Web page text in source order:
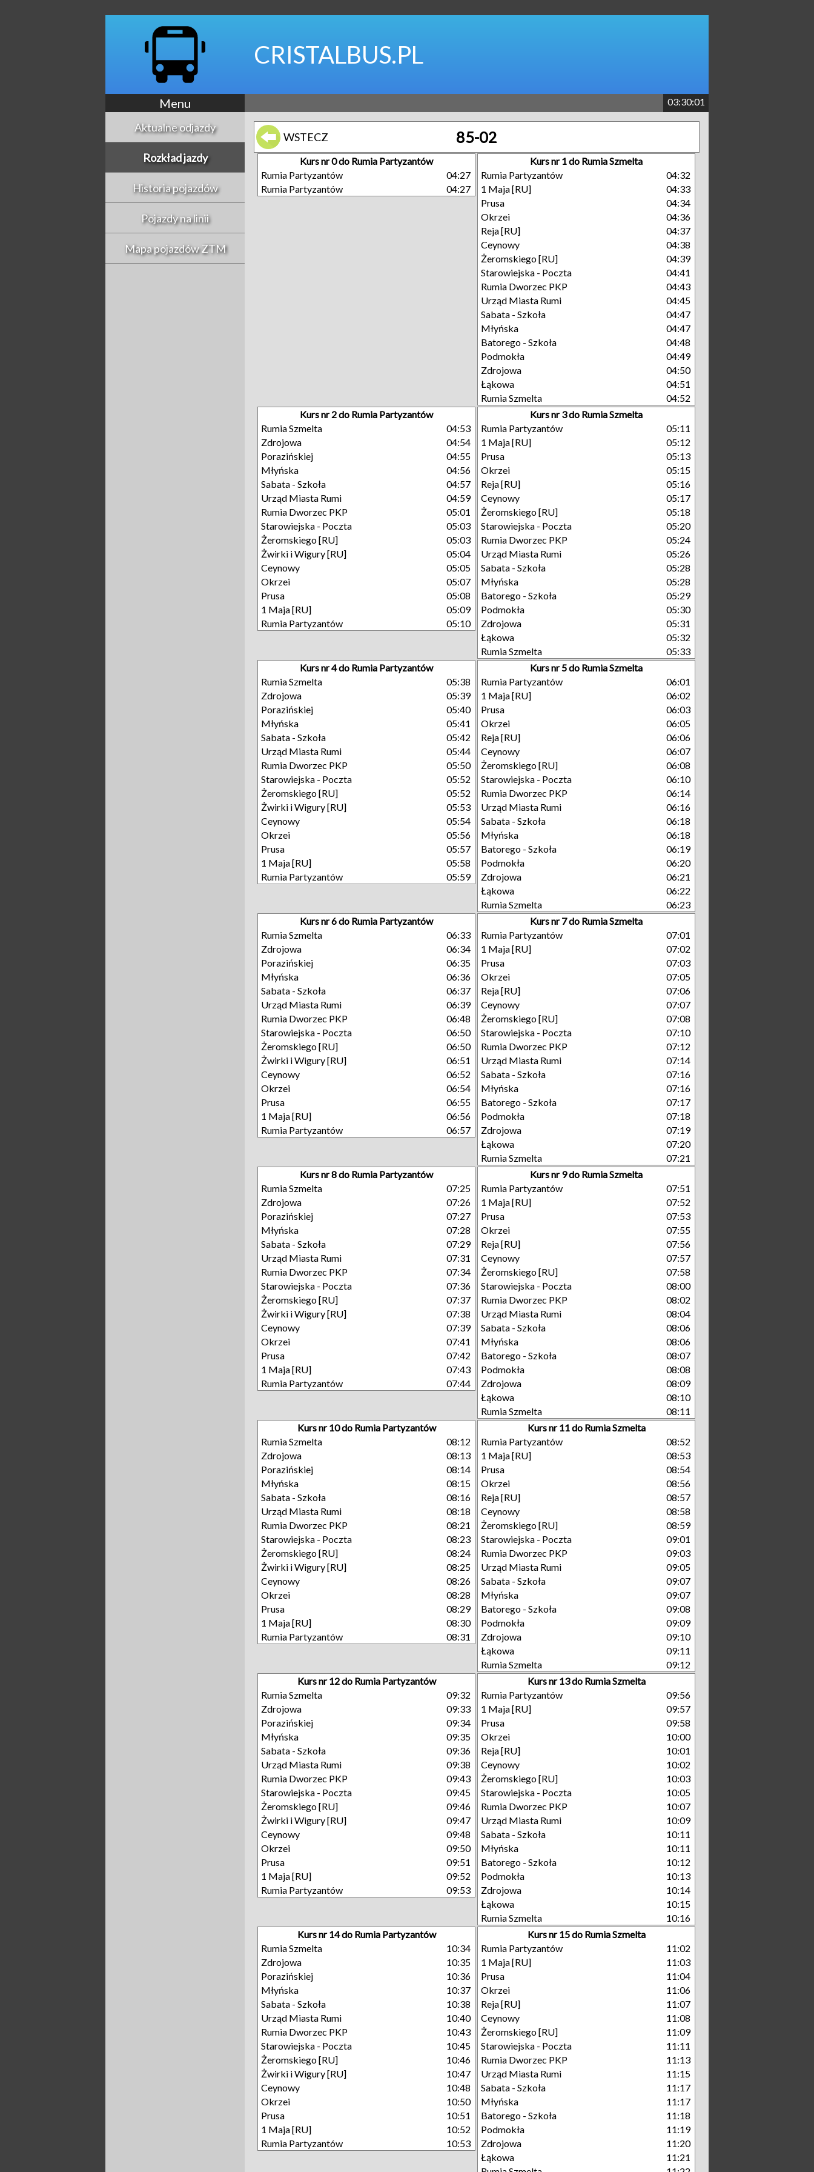
CRISTALBUS.PL
Menu 03:30:02
Aktualne odjazdy
Rozkład jazdy
Historia pojazdów
Pojazdy na linii
Mapa pojazdów ZTM
WSTECZ 85-02
Kurs nr 0 do Rumia Partyzantów
Rumia Partyzantów
04:27
Rumia Partyzantów
04:27
Kurs nr 1 do Rumia Szmelta
Rumia Partyzantów
04:32
1 Maja [RU]
04:33
Prusa
04:34
Okrzei
04:36
Reja [RU]
04:37
Ceynowy
04:38
Żeromskiego [RU]
04:39
Starowiejska - Poczta
04:41
Rumia Dworzec PKP
04:43
Urząd Miasta Rumi
04:45
Sabata - Szkoła
04:47
Młyńska
04:47
Batorego - Szkoła
04:48
Podmokła
04:49
Zdrojowa
04:50
Łąkowa
04:51
Rumia Szmelta
04:52
Kurs nr 2 do Rumia Partyzantów
Rumia Szmelta
04:53
Zdrojowa
04:54
Porazińskiej
04:55
Młyńska
04:56
Sabata - Szkoła
04:57
Urząd Miasta Rumi
04:59
Rumia Dworzec PKP
05:01
Starowiejska - Poczta
05:03
Żeromskiego [RU]
05:03
Żwirki i Wigury [RU]
05:04
Ceynowy
05:05
Okrzei
05:07
Prusa
05:08
1 Maja [RU]
05:09
Rumia Partyzantów
05:10
Kurs nr 3 do Rumia Szmelta
Rumia Partyzantów
05:11
1 Maja [RU]
05:12
Prusa
05:13
Okrzei
05:15
Reja [RU]
05:16
Ceynowy
05:17
Żeromskiego [RU]
05:18
Starowiejska - Poczta
05:20
Rumia Dworzec PKP
05:24
Urząd Miasta Rumi
05:26
Sabata - Szkoła
05:28
Młyńska
05:28
Batorego - Szkoła
05:29
Podmokła
05:30
Zdrojowa
05:31
Łąkowa
05:32
Rumia Szmelta
05:33
Kurs nr 4 do Rumia Partyzantów
Rumia Szmelta
05:38
Zdrojowa
05:39
Porazińskiej
05:40
Młyńska
05:41
Sabata - Szkoła
05:42
Urząd Miasta Rumi
05:44
Rumia Dworzec PKP
05:50
Starowiejska - Poczta
05:52
Żeromskiego [RU]
05:52
Żwirki i Wigury [RU]
05:53
Ceynowy
05:54
Okrzei
05:56
Prusa
05:57
1 Maja [RU]
05:58
Rumia Partyzantów
05:59
Kurs nr 5 do Rumia Szmelta
Rumia Partyzantów
06:01
1 Maja [RU]
06:02
Prusa
06:03
Okrzei
06:05
Reja [RU]
06:06
Ceynowy
06:07
Żeromskiego [RU]
06:08
Starowiejska - Poczta
06:10
Rumia Dworzec PKP
06:14
Urząd Miasta Rumi
06:16
Sabata - Szkoła
06:18
Młyńska
06:18
Batorego - Szkoła
06:19
Podmokła
06:20
Zdrojowa
06:21
Łąkowa
06:22
Rumia Szmelta
06:23
Kurs nr 6 do Rumia Partyzantów
Rumia Szmelta
06:33
Zdrojowa
06:34
Porazińskiej
06:35
Młyńska
06:36
Sabata - Szkoła
06:37
Urząd Miasta Rumi
06:39
Rumia Dworzec PKP
06:48
Starowiejska - Poczta
06:50
Żeromskiego [RU]
06:50
Żwirki i Wigury [RU]
06:51
Ceynowy
06:52
Okrzei
06:54
Prusa
06:55
1 Maja [RU]
06:56
Rumia Partyzantów
06:57
Kurs nr 7 do Rumia Szmelta
Rumia Partyzantów
07:01
1 Maja [RU]
07:02
Prusa
07:03
Okrzei
07:05
Reja [RU]
07:06
Ceynowy
07:07
Żeromskiego [RU]
07:08
Starowiejska - Poczta
07:10
Rumia Dworzec PKP
07:12
Urząd Miasta Rumi
07:14
Sabata - Szkoła
07:16
Młyńska
07:16
Batorego - Szkoła
07:17
Podmokła
07:18
Zdrojowa
07:19
Łąkowa
07:20
Rumia Szmelta
07:21
Kurs nr 8 do Rumia Partyzantów
Rumia Szmelta
07:25
Zdrojowa
07:26
Porazińskiej
07:27
Młyńska
07:28
Sabata - Szkoła
07:29
Urząd Miasta Rumi
07:31
Rumia Dworzec PKP
07:34
Starowiejska - Poczta
07:36
Żeromskiego [RU]
07:37
Żwirki i Wigury [RU]
07:38
Ceynowy
07:39
Okrzei
07:41
Prusa
07:42
1 Maja [RU]
07:43
Rumia Partyzantów
07:44
Kurs nr 9 do Rumia Szmelta
Rumia Partyzantów
07:51
1 Maja [RU]
07:52
Prusa
07:53
Okrzei
07:55
Reja [RU]
07:56
Ceynowy
07:57
Żeromskiego [RU]
07:58
Starowiejska - Poczta
08:00
Rumia Dworzec PKP
08:02
Urząd Miasta Rumi
08:04
Sabata - Szkoła
08:06
Młyńska
08:06
Batorego - Szkoła
08:07
Podmokła
08:08
Zdrojowa
08:09
Łąkowa
08:10
Rumia Szmelta
08:11
Kurs nr 10 do Rumia Partyzantów
Rumia Szmelta
08:12
Zdrojowa
08:13
Porazińskiej
08:14
Młyńska
08:15
Sabata - Szkoła
08:16
Urząd Miasta Rumi
08:18
Rumia Dworzec PKP
08:21
Starowiejska - Poczta
08:23
Żeromskiego [RU]
08:24
Żwirki i Wigury [RU]
08:25
Ceynowy
08:26
Okrzei
08:28
Prusa
08:29
1 Maja [RU]
08:30
Rumia Partyzantów
08:31
Kurs nr 11 do Rumia Szmelta
Rumia Partyzantów
08:52
1 Maja [RU]
08:53
Prusa
08:54
Okrzei
08:56
Reja [RU]
08:57
Ceynowy
08:58
Żeromskiego [RU]
08:59
Starowiejska - Poczta
09:01
Rumia Dworzec PKP
09:03
Urząd Miasta Rumi
09:05
Sabata - Szkoła
09:07
Młyńska
09:07
Batorego - Szkoła
09:08
Podmokła
09:09
Zdrojowa
09:10
Łąkowa
09:11
Rumia Szmelta
09:12
Kurs nr 12 do Rumia Partyzantów
Rumia Szmelta
09:32
Zdrojowa
09:33
Porazińskiej
09:34
Młyńska
09:35
Sabata - Szkoła
09:36
Urząd Miasta Rumi
09:38
Rumia Dworzec PKP
09:43
Starowiejska - Poczta
09:45
Żeromskiego [RU]
09:46
Żwirki i Wigury [RU]
09:47
Ceynowy
09:48
Okrzei
09:50
Prusa
09:51
1 Maja [RU]
09:52
Rumia Partyzantów
09:53
Kurs nr 13 do Rumia Szmelta
Rumia Partyzantów
09:56
1 Maja [RU]
09:57
Prusa
09:58
Okrzei
10:00
Reja [RU]
10:01
Ceynowy
10:02
Żeromskiego [RU]
10:03
Starowiejska - Poczta
10:05
Rumia Dworzec PKP
10:07
Urząd Miasta Rumi
10:09
Sabata - Szkoła
10:11
Młyńska
10:11
Batorego - Szkoła
10:12
Podmokła
10:13
Zdrojowa
10:14
Łąkowa
10:15
Rumia Szmelta
10:16
Kurs nr 14 do Rumia Partyzantów
Rumia Szmelta
10:34
Zdrojowa
10:35
Porazińskiej
10:36
Młyńska
10:37
Sabata - Szkoła
10:38
Urząd Miasta Rumi
10:40
Rumia Dworzec PKP
10:43
Starowiejska - Poczta
10:45
Żeromskiego [RU]
10:46
Żwirki i Wigury [RU]
10:47
Ceynowy
10:48
Okrzei
10:50
Prusa
10:51
1 Maja [RU]
10:52
Rumia Partyzantów
10:53
Kurs nr 15 do Rumia Szmelta
Rumia Partyzantów
11:02
1 Maja [RU]
11:03
Prusa
11:04
Okrzei
11:06
Reja [RU]
11:07
Ceynowy
11:08
Żeromskiego [RU]
11:09
Starowiejska - Poczta
11:11
Rumia Dworzec PKP
11:13
Urząd Miasta Rumi
11:15
Sabata - Szkoła
11:17
Młyńska
11:17
Batorego - Szkoła
11:18
Podmokła
11:19
Zdrojowa
11:20
Łąkowa
11:21